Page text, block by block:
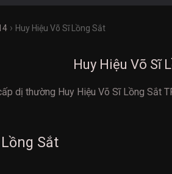
› Huy Hiệu Võ Sĩ Lồng Sắt
Huy Hiệu Võ Sĩ
dị thường Huy Hiệu Võ Sĩ Lồng Sắt
Sắt